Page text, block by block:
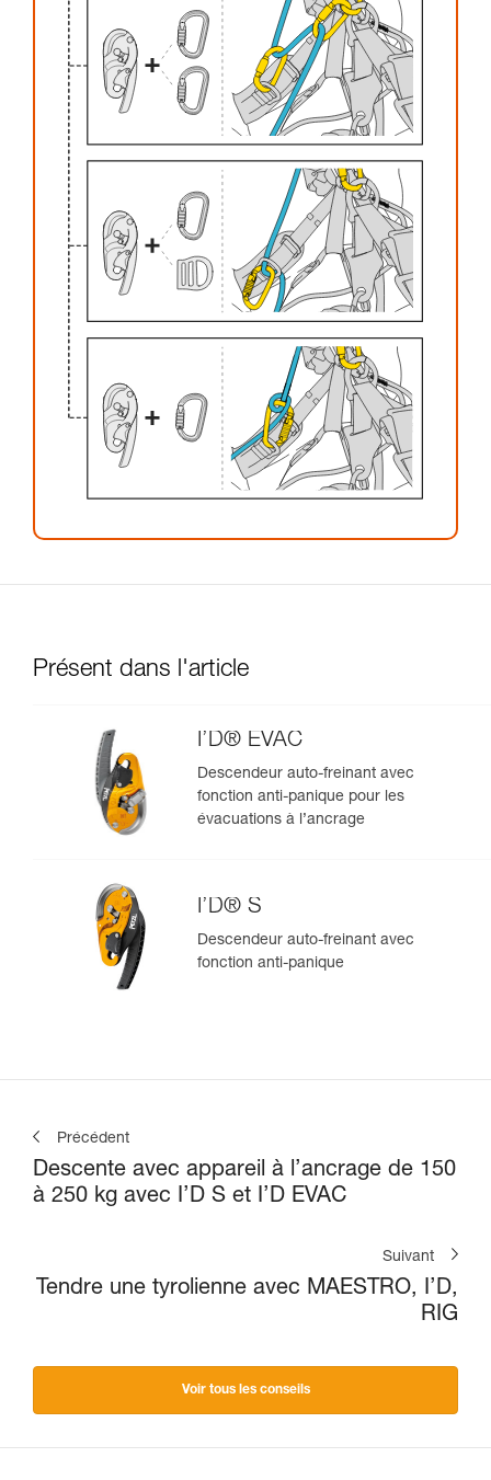
Présent dans l'article
I’D® EVAC
Descendeur auto-freinant avec
fonction anti-panique pour les
évacuations à l’ancrage
I’D® S
Descendeur auto-freinant avec
fonction anti-panique
Précédent
Descente avec appareil à l’ancrage de 150
à 250 kg avec I’D S et I’D EVAC
Suivant
Tendre une tyrolienne avec MAESTRO, I’D,
RIG
Voir tous les conseils